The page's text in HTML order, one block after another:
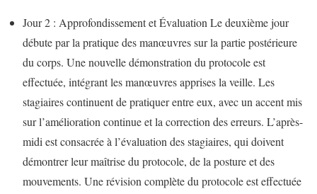
Jour 2 : Approfondissement et Évaluation Le deuxième jour
débute par la pratique des manœuvres sur la partie postérieure
du corps. Une nouvelle démonstration du protocole est
effectuée, intégrant les manœuvres apprises la veille. Les
stagiaires continuent de pratiquer entre eux, avec un accent mis
sur l’amélioration continue et la correction des erreurs. L’après-
midi est consacrée à l’évaluation des stagiaires, qui doivent
démontrer leur maîtrise du protocole, de la posture et des
mouvements. Une révision complète du protocole est effectuée